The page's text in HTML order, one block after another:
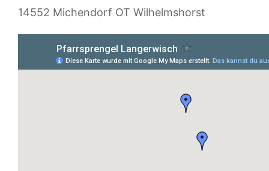
14552 Michendorf OT Wilhelmshorst